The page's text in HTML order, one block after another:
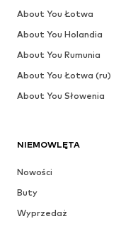
NIEMOWLĘTA
Nowości
Buty
Wyprzedaż
About You Łotwa
About You Holandia
About You Rumunia
About You Łotwa (ru)
About You Słowenia